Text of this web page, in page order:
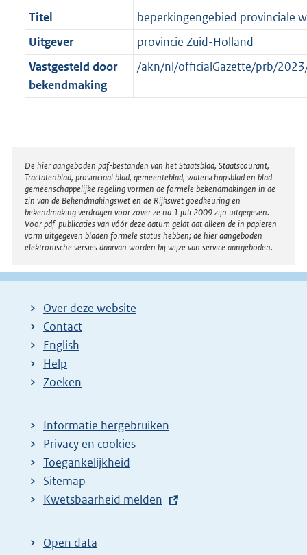
Titel
beperkingengebied provinciale
Uitgever
provincie Zuid-Holland
Vastgesteld door
bekendmaking
/akn/nl/officialGazette/prb/
Disclaimer
De hier aangeboden pdf-bestanden van het Staatsblad, Staatscourant,
Tractatenblad, provinciaal blad, gemeenteblad, waterschapsblad en blad
gemeenschappelijke regeling vormen de formele bekendmakingen in de
zin van de Bekendmakingswet en de Rijkswet goedkeuring en
bekendmaking verdragen voor zover ze na 1 juli 2009 zijn uitgegeven.
Voor pdf-publicaties van vóór deze datum geldt dat alleen de in papieren
vorm uitgegeven bladen formele status hebben; de hier aangeboden
elektronische versies daarvan worden bij wijze van service aangeboden.
Over deze website
Contact
English
Help
Zoeken
Informatie hergebruiken
Privacy en cookies
Toegankelijkheid
Sitemap
E
t
Kwetsbaarheid melden
Open data